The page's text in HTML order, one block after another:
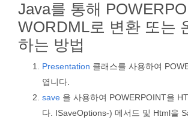
Java를 통해
WORDML로 변환 또는
하는 방법
Presentation 클래스를 사용하여
엽니다.
save 을 사용하여 POWERPOINT을
다. ISaveOptions-) 메서드 및 Html을